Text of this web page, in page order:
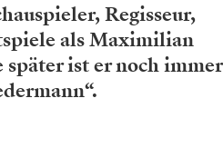
Regisseur,
als Maximilian
später ist er noch immer